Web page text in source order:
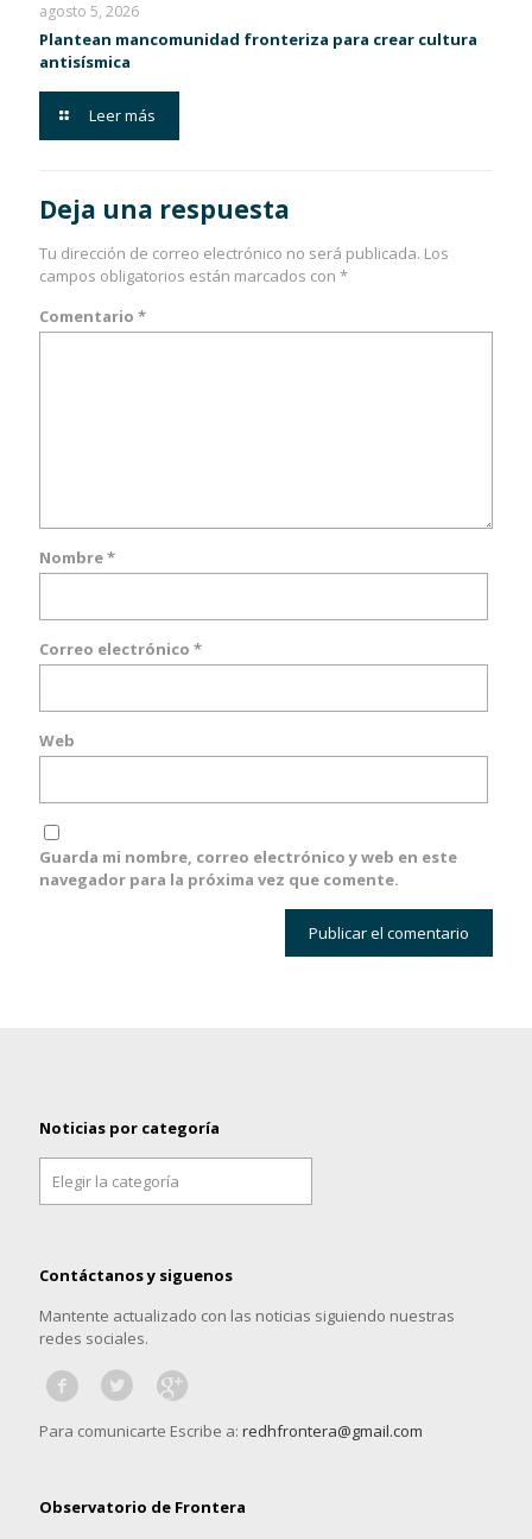
agosto 5, 2026
Plantean mancomunidad fronteriza para crear cultura
antisísmica
Leer más
Deja una respuesta
Tu dirección de correo electrónico no será publicada. Los
campos obligatorios están marcados con *
Comentario *
Nombre*
Correo electrónico *
Web
Guarda mi nombre, correo electrónico y web en este
navegador para la próxima vez que comente.
Noticias por categoría
por
categoría
Contáctanos y siguenos
Mantente actualizado con las noticias siguiendo nuestras
redes sociales.
Para comunicarte Escribe a: redhfrontera@gmail.com
Observatorio de Frontera